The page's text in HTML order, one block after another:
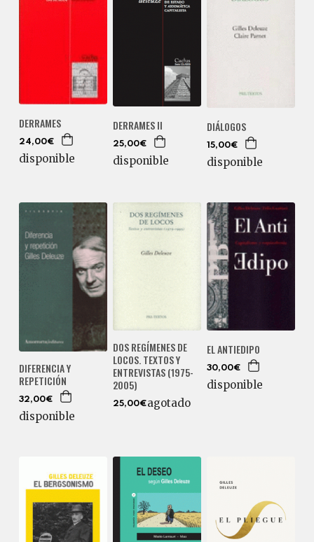
DERRAMES
24,00€
disponible
DERRAMES II
25,00€
disponible
DIÁLOGOS
15,00€
disponible
DIFERENCIA Y
REPETICIÓN
32,00€
disponible
DOS REGÍMENES DE
LOCOS. TEXTOS Y
ENTREVISTAS (1975-
2005)
25,00€agotado
EL ANTIEDIPO
30,00€
disponible